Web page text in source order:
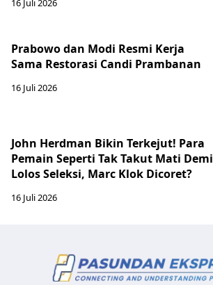
16 Juli 2026
Prabowo dan Modi Resmi Kerja
Sama Restorasi Candi Prambanan
16 Juli 2026
John Herdman Bikin Terkejut! Para
Pemain Seperti Tak Takut Mati Demi
Lolos Seleksi, Marc Klok Dicoret?
16 Juli 2026